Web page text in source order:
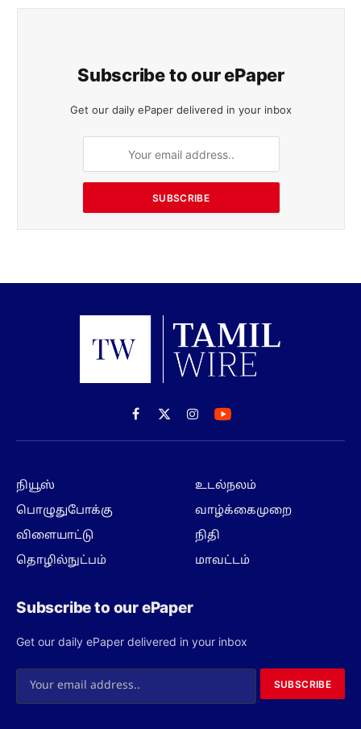
Subscribe to our ePaper
Get our daily ePaper delivered in your inbox
SUBSCRIBE
Facebook
X
(Twitter)
Instagram
நியூஸ்
பொழுதுபோக்கு
விளையாட்டு
தொழில்நுட்பம்
உடல்நலம்
வாழ்க்கைமுறை
நிதி
மாவட்டம்
Subscribe to our ePaper
Get our daily ePaper delivered in your inbox
SUBSCRIBE